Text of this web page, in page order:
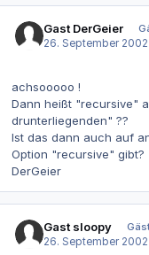
Gast DerGeier
26. September 2002
achsooooo !
Dann heißt "recursive"
drunterliegenden" ??
Ist das dann auch auf
Option "recursive" gibt?
DerGeier
Gast sloopy
26. September 2002